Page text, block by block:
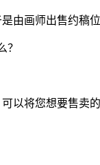
画师出售约稿位
将您想要售卖的